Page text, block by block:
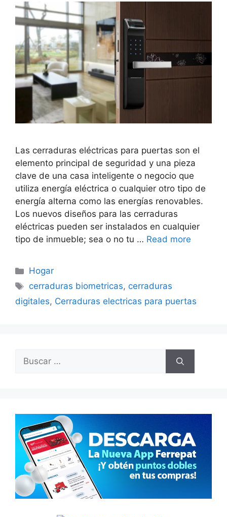
Las cerraduras eléctricas para puertas son el
elemento principal de seguridad y una pieza
clave de una casa inteligente o negocio que
utiliza energía eléctrica o cualquier otro tipo de
energía alterna como las energías renovables.
Los nuevos diseños para las cerraduras
eléctricas pueden ser instalados en cualquier
tipo de inmueble; sea o no tu … Read more
Categorías
Hogar
Etiquetas
cerraduras biometricas, cerraduras
digitales, Cerraduras electricas para puertas
Buscar: